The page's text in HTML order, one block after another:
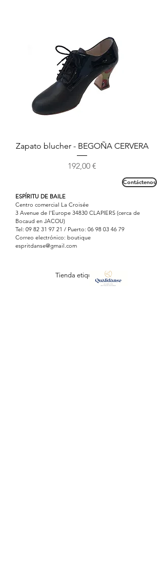
Zapato blucher - BEGOÑA CERVERA
Precio
192,00 €
Contáctenos
ESPÍRITU DE BAILE
Centro comercial La Croisée
3 Avenue de l'Europe 34830 CLAPIERS (cerca de
Bocaud en JACOU)
Tel: 09 82 31 97 21 / Puerto: 06 98 03 46 79
Correo electrónico: boutique
espritdanse@gmail.com
Tienda etiquetada